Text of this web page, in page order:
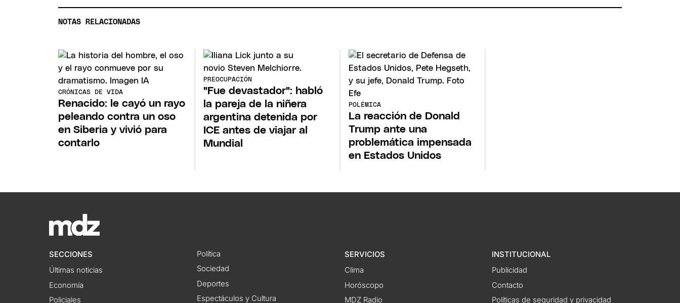
NOTAS RELACIONADAS
CRÓNICAS DE VIDA
Renacido: le cayó un rayo
peleando contra un oso
en Siberia y vivió para
contarlo
PREOCUPACIÓN
"Fue devastador": habló
la pareja de la niñera
argentina detenida por
ICE antes de viajar al
Mundial
POLÉMICA
La reacción de Donald
Trump ante una
problemática impensada
en Estados Unidos
SECCIONES
Últimas noticias
Economía
Policiales
Política
Sociedad
Deportes
Espectáculos y Cultura
SERVICIOS
Clima
Horóscopo
MDZ Radio
INSTITUCIONAL
Publicidad
Contacto
Políticas de seguridad y privacidad